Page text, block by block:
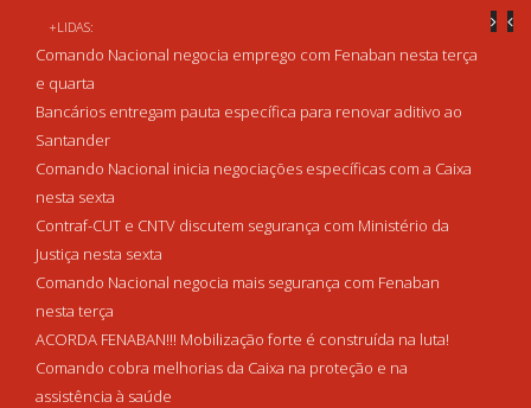
+LIDAS:
Comando Nacional negocia emprego com Fenaban nesta terça
e quarta
Bancários entregam pauta específica para renovar aditivo ao
Santander
Comando Nacional inicia negociações específicas com a Caixa
nesta sexta
Contraf-CUT e CNTV discutem segurança com Ministério da
Justiça nesta sexta
Comando Nacional negocia mais segurança com Fenaban
nesta terça
ACORDA FENABAN!!! Mobilização forte é construída na luta!
Comando cobra melhorias da Caixa na proteção e na
assistência à saúde